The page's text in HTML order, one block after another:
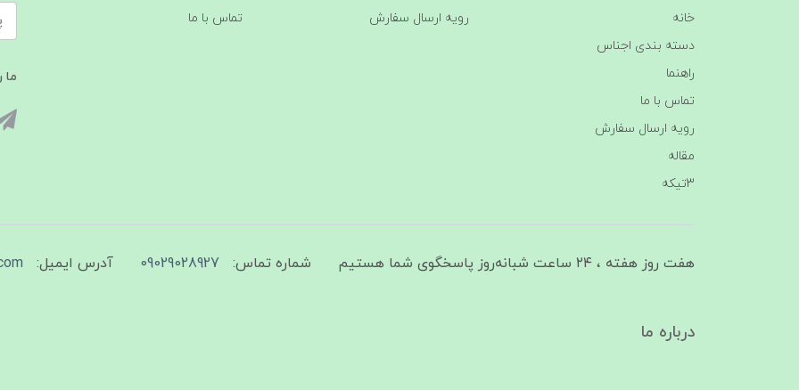
خانه
دسته بندی اجناس
راهنما
تماس با ما
رویه ارسال سفارش
مقاله
3تیکه
رویه ارسال سفارش تماس با ما
ما
هفت روز هفته ، ۲۴ ساعت شبانه‌روز پاسخگوی شما هستیم شماره تماس: 09029028927 آدرس ایمیل:
درباره ما